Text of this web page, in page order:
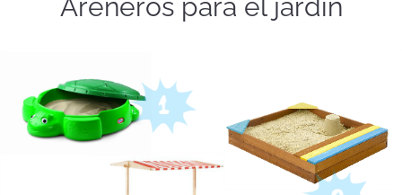
Areneros para el jardín